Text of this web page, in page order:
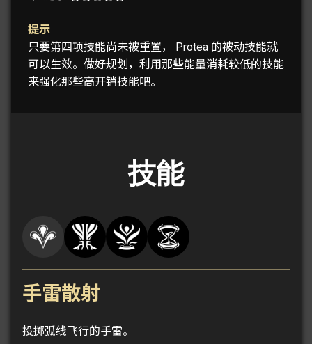
提示
只要第四项技能尚未被重置， Protea 的被动技能就
可以生效。做好规划，利用那些能量消耗较低的技能
来强化那些高开销技能吧。
技能
手雷散射
投掷弧线飞行的手雷。